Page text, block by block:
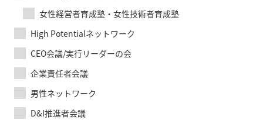
女性経営者育成塾・女性技術者育成塾
High Potentialネットワーク
CEO会議/実行リーダーの会
企業責任者会議
男性ネットワーク
D&I推進者会議